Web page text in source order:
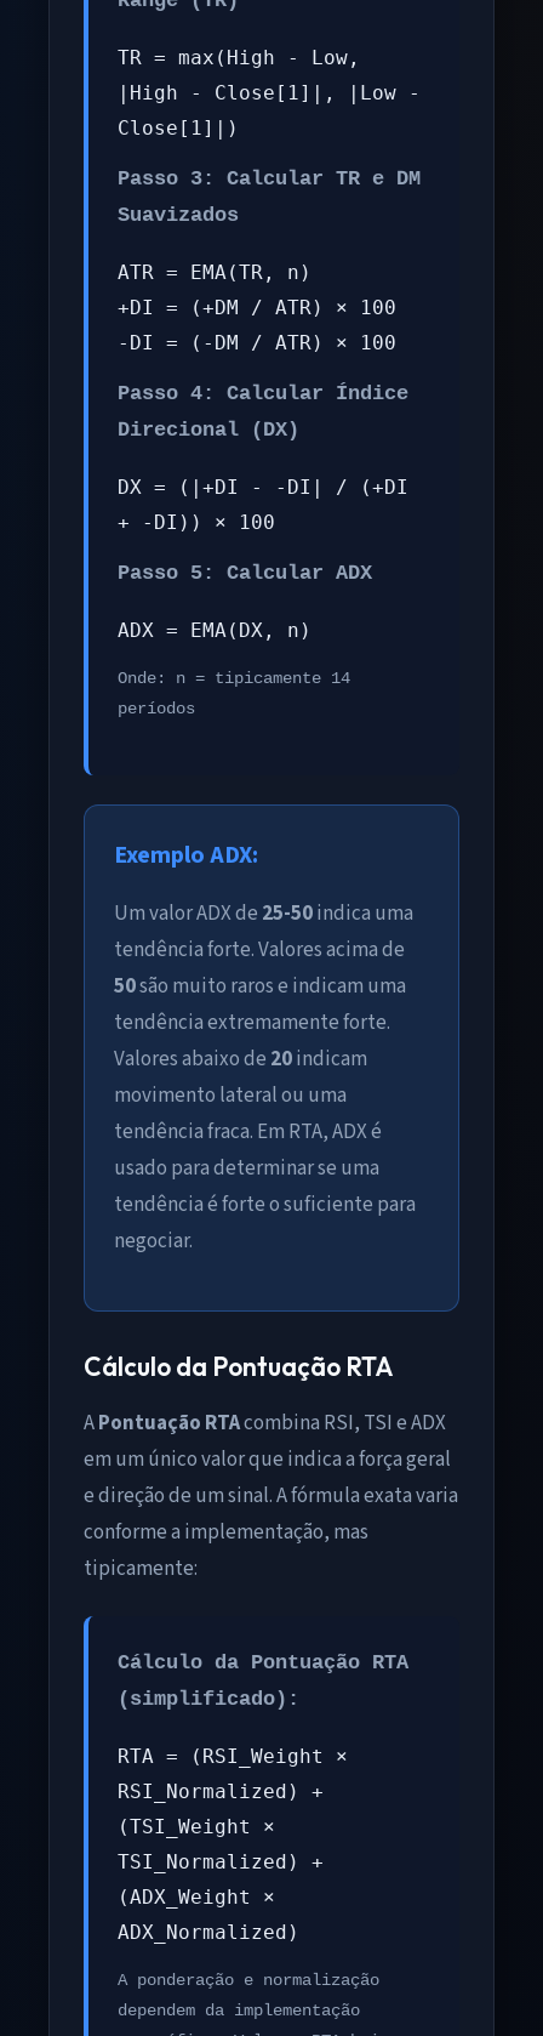
TR = max(High - Low,
|High - Close[1]|, |Low -
Close[1]|)
Passo 3: Calcular TR e DM
Suavizados
ATR = EMA(TR, n)
+DI = (+DM / ATR) × 100
-DI = (-DM / ATR) × 100
Passo 4: Calcular Índice
Direcional (DX)
DX = (|+DI - -DI| / (+DI
+ -DI)) × 100
Passo 5: Calcular ADX
ADX = EMA(DX, n)
Onde: n = tipicamente 14
períodos
Exemplo ADX:
Um valor ADX de 25-50indica uma
tendência forte. Valores acima de
50são muito raros e indicam uma
tendência extremamente forte.
Valores abaixo de 20indicam
movimento lateral ou uma
tendência fraca. Em RTA, ADX é
usado para determinar se uma
tendência é forte o suficiente para
negociar.
Cálculo da Pontuação RTA
APontuação RTAcombina RSI, TSI e ADX
em um único valor que indica a força geral
e direção de um sinal. A fórmula exata varia
conforme a implementação, mas
tipicamente:
Cálculo da Pontuação RTA
(simplificado):
RTA = (RSI_Weight ×
RSI_Normalized) +
(TSI_Weight ×
TSI_Normalized) +
(ADX_Weight ×
ADX_Normalized)
A ponderação e normalização
dependem da implementação